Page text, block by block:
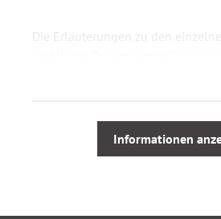
Die Erläuterungen zu den
Informationen